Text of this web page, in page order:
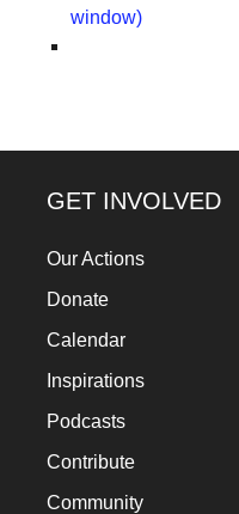
window)
GET INVOLVED
Our Actions
Donate
Calendar
Inspirations
Podcasts
Contribute
Community